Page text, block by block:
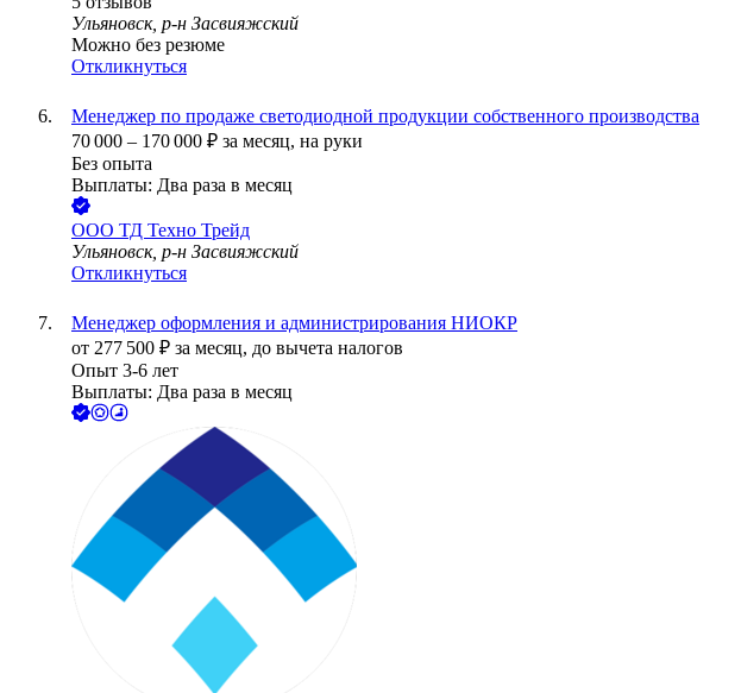
Ульяновск, р-н Засвияжский
Можно без резюме
Откликнуться
Менеджер по продаже светодиодной продукции собственного производства
70 000 – 170 000 ₽ за месяц, на руки
Без опыта
Выплаты: Два раза в месяц
ООО ТД Техно Трейд
Ульяновск, р-н Засвияжский
Откликнуться
Менеджер оформления и администрирования НИОКР
от 277 500 ₽ за месяц, до вычета налогов
Опыт 3-6 лет
Выплаты: Два раза в месяц